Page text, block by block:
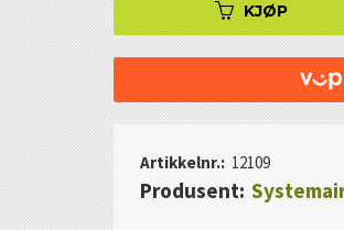
KJØP
Artikkelnr.: 12109
Produsent: